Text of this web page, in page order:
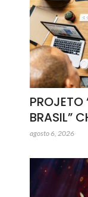
PROJETO
BRASIL”
agosto 6, 2026